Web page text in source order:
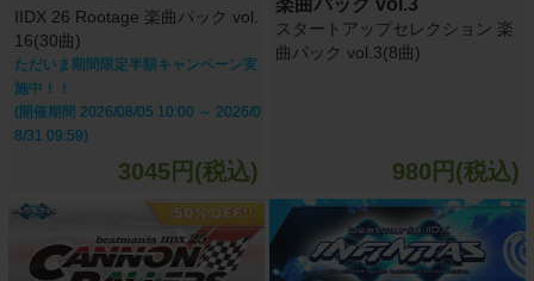
IIDX 26 Rootage 楽曲パック vol.
16(30曲)
ただいま期間限定半額キャンペーン実
施中！！
(開催期間 2026/08/05 10:00 ～ 2026/0
8/31 09:59)
3045円(税込)
楽曲パック vol.3
スタートアップセレクション 楽
曲パック vol.3(8曲)
980円(税込)